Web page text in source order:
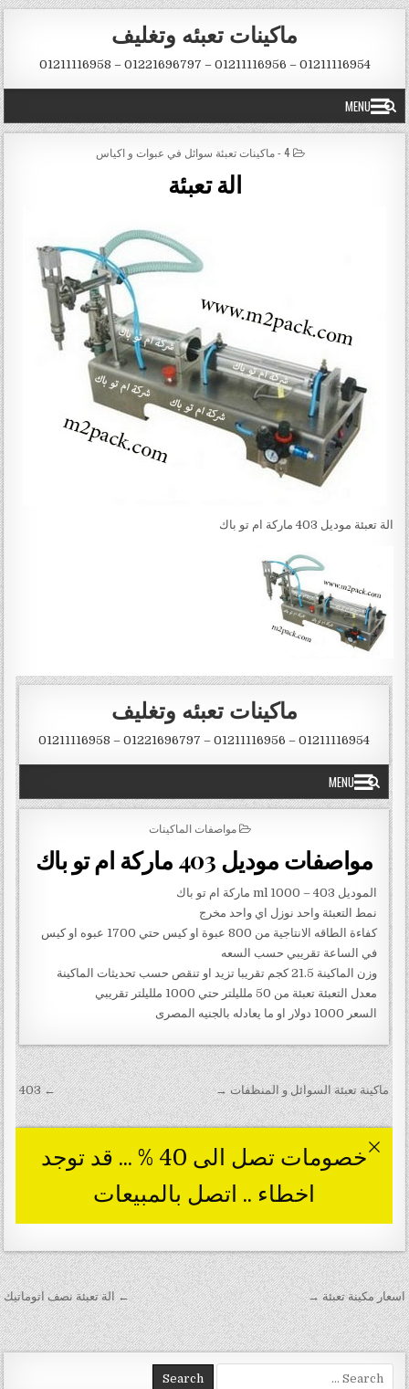
Skip to content
ماكينات تعبئه وتغليف
01211116954 – 01211116956 – 01221696797 – 01211116958
MENU
POSTED IN
4 - ماكينات تعبئة سوائل في عبوات و اكياس
الة تعبئة
الة تعبئة موديل 403 ماركة ام تو باك
تصفّح المقالات ← الة تعبئة نصف اتوماتيك اسعار مكينة تعبئة →
Search for: